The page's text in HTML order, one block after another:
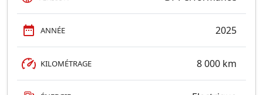
ANNÉE 2025
KILOMÉTRAGE 8 000 km